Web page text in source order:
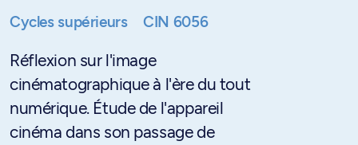
Cycles supérieurs CIN 6056
Réflexion sur l'image
cinématographique à l'ère du tout
numérique. Étude de l'appareil
cinéma dans son passage de